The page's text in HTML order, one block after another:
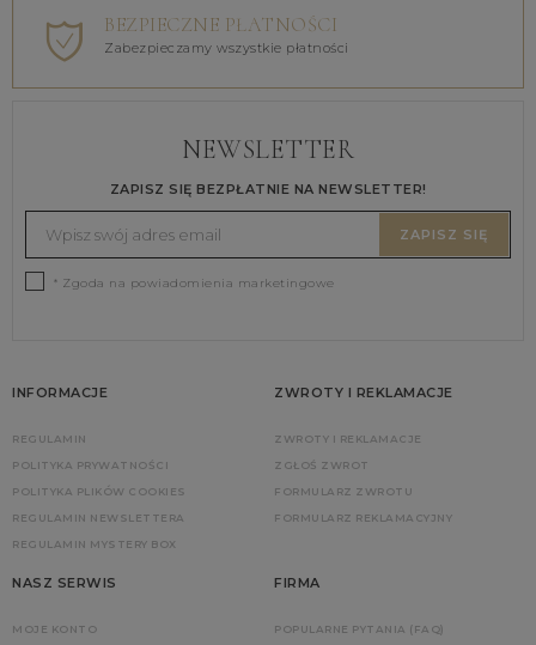
BEZPIECZNE PŁATNOŚCI
Zabezpieczamy wszystkie płatności
NEWSLETTER
ZAPISZ SIĘ BEZPŁATNIE NA NEWSLETTER!
ZAPISZ SIĘ
* Zgoda na powiadomienia marketingowe
INFORMACJE
REGULAMIN
POLITYKA PRYWATNOŚCI
POLITYKA PLIKÓW COOKIES
REGULAMIN NEWSLETTERA
REGULAMIN MYSTERY BOX
ZWROTY I REKLAMACJE
ZWROTY I REKLAMACJE
ZGŁOŚ ZWROT
FORMULARZ ZWROTU
FORMULARZ REKLAMACYJNY
NASZ SERWIS
MOJE KONTO
FIRMA
POPULARNE PYTANIA (FAQ)